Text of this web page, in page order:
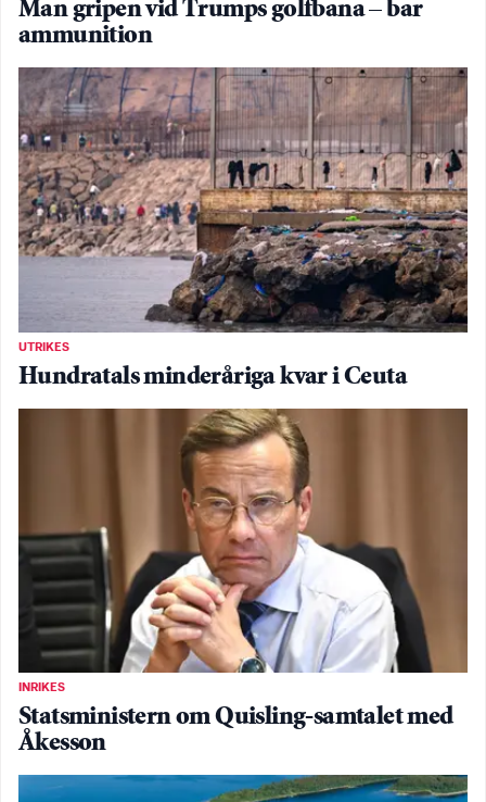
Man gripen vid Trumps golfbana – bar
ammunition
UTRIKES
Hundratals minderåriga kvar i Ceuta
INRIKES
Statsministern om Quisling-samtalet med
Åkesson